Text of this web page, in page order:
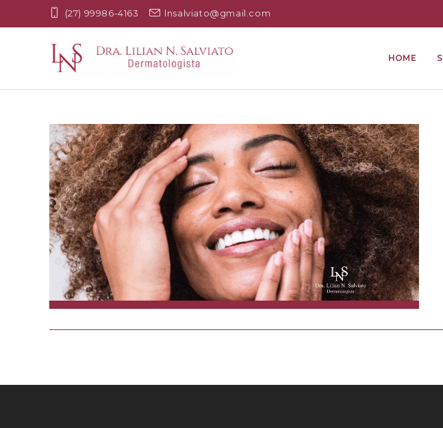
(27) 99986-4163 lnsalviato@gmail.com
HOME